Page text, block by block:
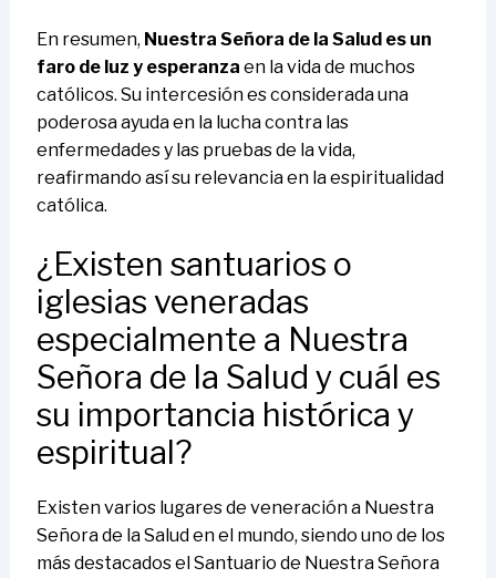
En resumen, Nuestra Señora de la Salud es un
faro de luz y esperanza en la vida de muchos
católicos. Su intercesión es considerada una
poderosa ayuda en la lucha contra las
enfermedades y las pruebas de la vida,
reafirmando así su relevancia en la espiritualidad
católica.
¿Existen santuarios o
iglesias veneradas
especialmente a Nuestra
Señora de la Salud y cuál es
su importancia histórica y
espiritual?
Existen varios lugares de veneración a Nuestra
Señora de la Salud en el mundo, siendo uno de los
más destacados el Santuario de Nuestra Señora